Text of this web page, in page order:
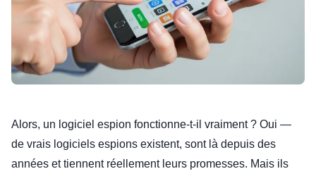
Alors, un logiciel espion fonctionne-t-il vraiment ? Oui —
de vrais logiciels espions existent, sont là depuis des
années et tiennent réellement leurs promesses. Mais ils